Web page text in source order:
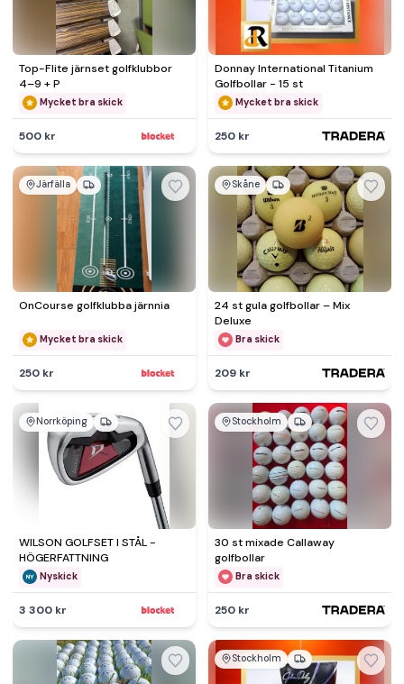
Top-Flite järnset golfklubbor
4–9 + P
Mycket bra skick
500 kr
Donnay International Titanium
Golfbollar - 15 st
Mycket bra skick
250 kr
Järfälla
OnCourse golfklubba järnnia
Mycket bra skick
250 kr
Skåne
24 st gula golfbollar – Mix
Deluxe
Bra skick
209 kr
Norrköping
WILSON GOLFSET I STÅL -
HÖGERFATTNING
Nyskick
3 300 kr
Stockholm
30 st mixade Callaway
golfbollar
Bra skick
250 kr
Stockholm